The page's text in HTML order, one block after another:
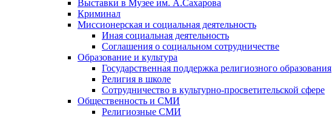
Выставки в Музее им. А.Сахарова
Криминал
Миссионерская и социальная деятельность
Иная социальная деятельность
Соглашения о социальном сотрудничестве
Образование и культура
Государственная поддержка религиозного образования
Религия в школе
Сотрудничество в культурно-просветительской сфере
Общественность и СМИ
Религиозные СМИ